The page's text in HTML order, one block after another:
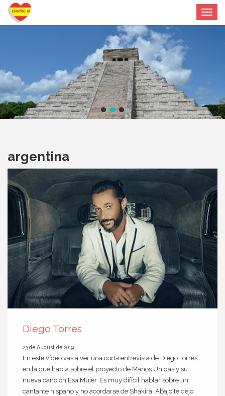
Toggle
argentina
Diego Torres
23 de August de 2019
En este vídeo vas a ver una corta entrevista de Diego Torres
en la que habla sobre el proyecto de Manos Unidas y su
nueva canción Esa Mujer. Es muy difícil hablar sobre un
cantante hispano y no acordarse de Shakira. Abajo te dejo